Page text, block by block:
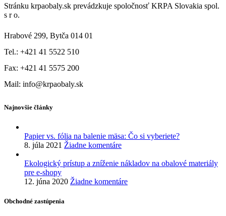
Stránku krpaobaly.sk prevádzkuje spoločnosť KRPA Slovakia spol.
s r o.
Hrabové 299, Bytča 014 01
Tel.: +421 41 5522 510
Fax: +421 41 5575 200
Mail: info@krpaobaly.sk
Najnovšie články
Papier vs. fólia na balenie mäsa: Čo si vyberiete?
8. júla 2021 Žiadne komentáre
Ekologický prístup a zníženie nákladov na obalové materiály
pre e-shopy
12. júna 2020 Žiadne komentáre
Obchodné zastúpenia